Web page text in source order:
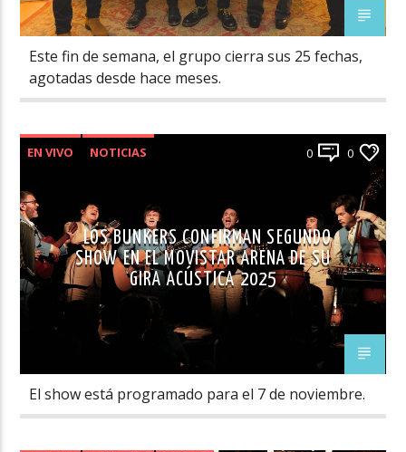
Este fin de semana, el grupo cierra sus 25 fechas,
agotadas desde hace meses.
EN VIVO NOTICIAS 0 0
LOS BUNKERS CONFIRMAN SEGUNDO
SHOW EN EL MOVISTAR ARENA DE SU
GIRA ACÚSTICA 2025
El show está programado para el 7 de noviembre.